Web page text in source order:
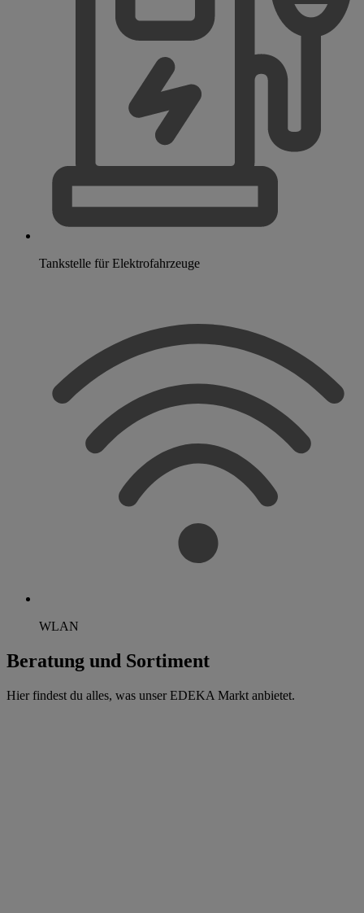
Tankstelle für Elektrofahrzeuge
WLAN
Beratung und Sortiment
Hier findest du alles, was unser EDEKA Markt anbietet.